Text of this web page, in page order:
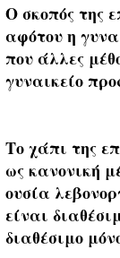
Ο σκοπός της
αφότου η
που άλλες
γυναικείο
Το χάπι της
ως κανονική
ουσία
είναι
διαθέσιμο